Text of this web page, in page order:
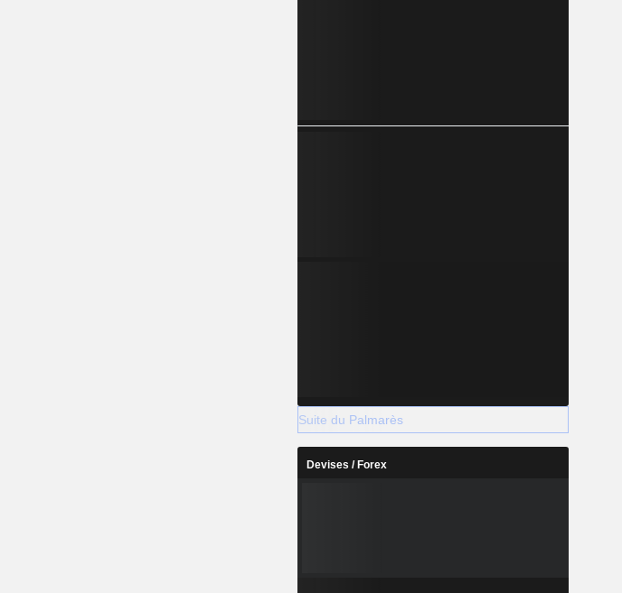
Suite du Palmarès
Devises / Forex